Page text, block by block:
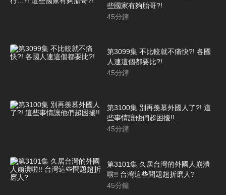
些國家有夠胎哥?!
45分鐘
第3099集 不比較就不痛快?! 各國
人連這個都要比?!
45分鐘
第3100集 別再羨慕外國人了?! 這
些事情讓他們超困擾!!
45分鐘
第3101集 久居台灣的外國人崩潰
啦!! 台灣這些問題超折磨人?
45分鐘